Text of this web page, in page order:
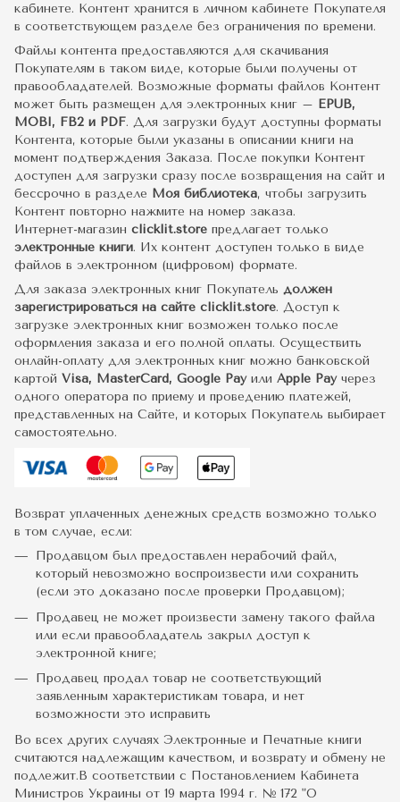
кабинете. Контент хранится в личном кабинете Покупателя
в соответствующем разделе без ограничения по времени.
Файлы контента предоставляются для скачивания
Покупателям в таком виде, которые были получены от
правообладателей. Возможные форматы файлов Контент
может быть размещен для электронных книг – EPUB,
MOBI, FB2 и PDF. Для загрузки будут доступны форматы
Контента, которые были указаны в описании книги на
момент подтверждения Заказа. После покупки Контент
доступен для загрузки сразу после возвращения на сайт и
бессрочно в разделе Моя библиотека, чтобы загрузить
Контент повторно нажмите на номер заказа.
Интернет-магазин clicklit.store предлагает только
электронные книги. Их контент доступен только в виде
файлов в электронном (цифровом) формате.
Для заказа электронных книг Покупатель должен
зарегистрироваться на сайте clicklit.store. Доступ к
загрузке электронных книг возможен только после
оформления заказа и его полной оплаты. Осуществить
онлайн-оплату для электронных книг можно банковской
картой Visa, MasterCard, Google Pay или Apple Payчерез
одного оператора по приему и проведению платежей,
представленных на Сайте, и которых Покупатель выбирает
самостоятельно.
Возврат уплаченных денежных средств возможно только
в том случае, если:
Продавцом был предоставлен нерабочий файл,
который невозможно воспроизвести или сохранить
(если это доказано после проверки Продавцом);
Продавец не может произвести замену такого файла
или если правообладатель закрыл доступ к
электронной книге;
Продавец продал товар не соответствующий
заявленным характеристикам товара, и нет
возможности это исправить
Во всех других случаях Электронные и Печатные книги
считаются надлежащим качеством, и возврату и обмену не
подлежит.В соответствии с Постановлением Кабинета
Министров Украины от 19 марта 1994 г. № 172 "О